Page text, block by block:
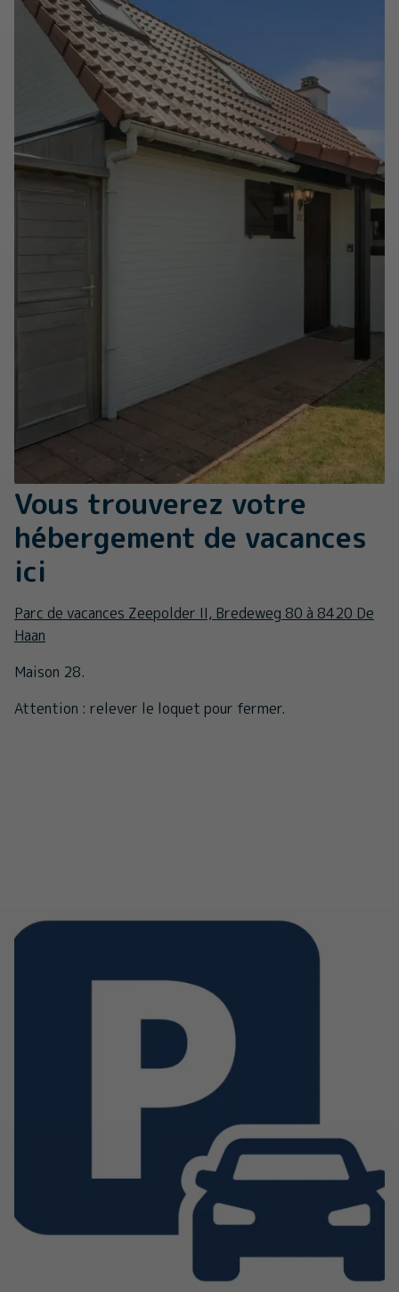
Vous trouverez votre
hébergement de vacances
ici
Parc de vacances Zeepolder II, Bredeweg 80 à 8420 De
Haan
Maison 28.
Attention : relever le loquet pour fermer.